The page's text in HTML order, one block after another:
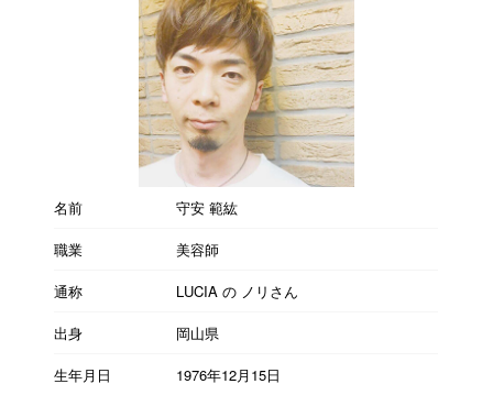
名前
守安 範紘
職業
美容師
通称
LUCIA の ノリさん
出身
岡山県
生年月日
1976年12月15日